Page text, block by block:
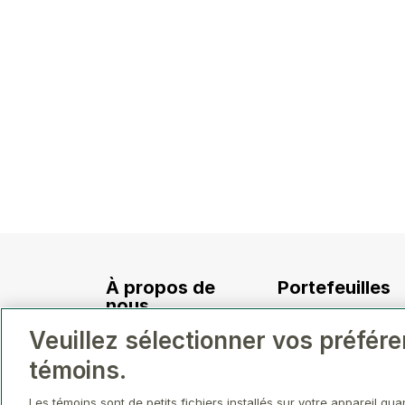
À propos de
nous
Haute direction
Stratégie et valeurs
Portefeuilles
Aménagement
Veuillez sélectionner vos
témoins.